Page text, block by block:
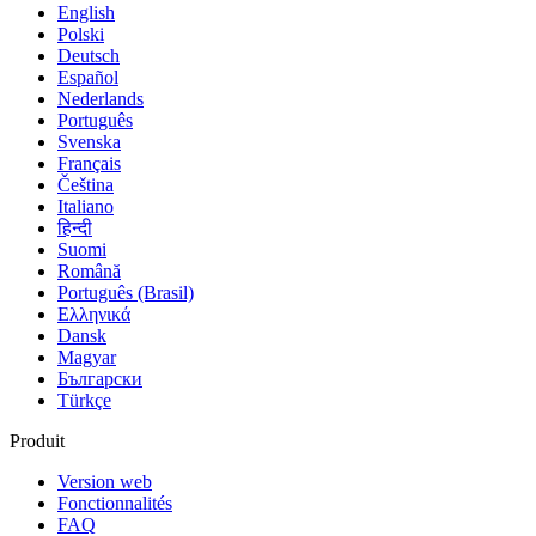
English
Polski
Deutsch
Español
Nederlands
Português
Svenska
Français
Čeština
Italiano
हिन्दी
Suomi
Română
Português (Brasil)
Ελληνικά
Dansk
Magyar
Български
Türkçe
Produit
Version web
Fonctionnalités
FAQ